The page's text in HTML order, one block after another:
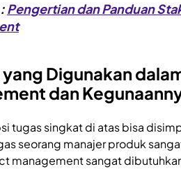
Pengertian dan Panduan
yang Digunakan
dan
tugas singkat di atas bisa
seorang manajer produk
management sangat